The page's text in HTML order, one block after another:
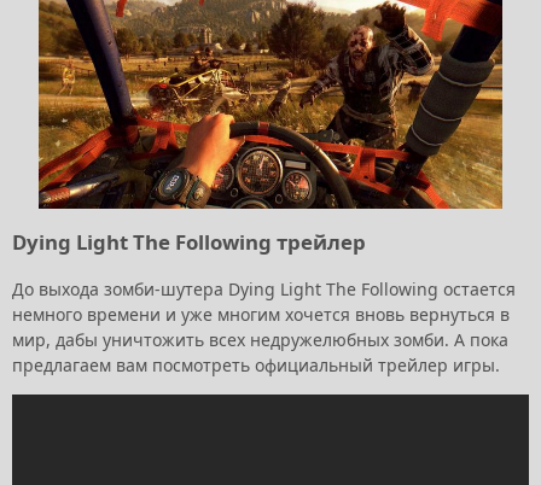
Dying Light The Following трейлер
До выхода зомби-шутера Dying Light The Following остается
немного времени и уже многим хочется вновь вернуться в
мир, дабы уничтожить всех недружелюбных зомби. А пока
предлагаем вам посмотреть официальный трейлер игры.